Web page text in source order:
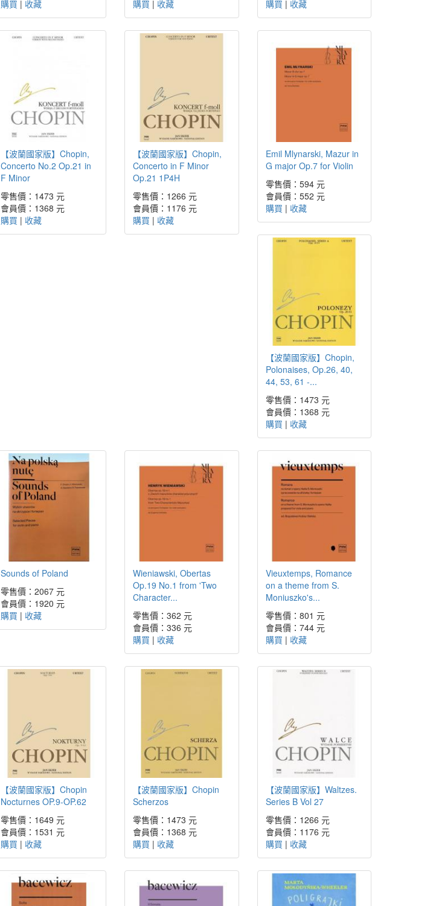
購買 | 收藏
購買 | 收藏
購買 | 收藏
【波蘭國家版】Chopin,
Concerto No.2 Op.21 in
F Minor
零售價：1473 元
會員價：1368 元
購買 | 收藏
【波蘭國家版】Chopin,
Concerto in F Minor
Op.21 1P4H
零售價：1266 元
會員價：1176 元
購買 | 收藏
Emil Mlynarski, Mazur in
G major Op.7 for Violin
零售價：594 元
會員價：552 元
購買 | 收藏
【波蘭國家版】Chopin,
Polonaises, Op.26, 40,
44, 53, 61 -...
零售價：1473 元
會員價：1368 元
購買 | 收藏
Sounds of Poland
零售價：2067 元
會員價：1920 元
購買 | 收藏
Wieniawski, Obertas
Op.19 No.1 from 'Two
Character...
零售價：362 元
會員價：336 元
購買 | 收藏
Vieuxtemps, Romance
on a theme from S.
Moniuszko's...
零售價：801 元
會員價：744 元
購買 | 收藏
【波蘭國家版】Chopin
Nocturnes OP.9-OP.62
零售價：1649 元
會員價：1531 元
購買 | 收藏
【波蘭國家版】Chopin
Scherzos
零售價：1473 元
會員價：1368 元
購買 | 收藏
【波蘭國家版】Waltzes.
Series B Vol 27
零售價：1266 元
會員價：1176 元
購買 | 收藏